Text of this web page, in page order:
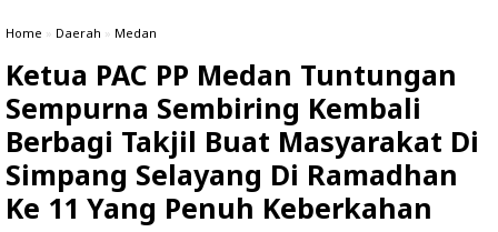
Home » Daerah » Medan
Ketua PAC PP Medan Tuntungan
Sempurna Sembiring Kembali
Berbagi Takjil Buat Masyarakat Di
Simpang Selayang Di Ramadhan
Ke 11 Yang Penuh Keberkahan